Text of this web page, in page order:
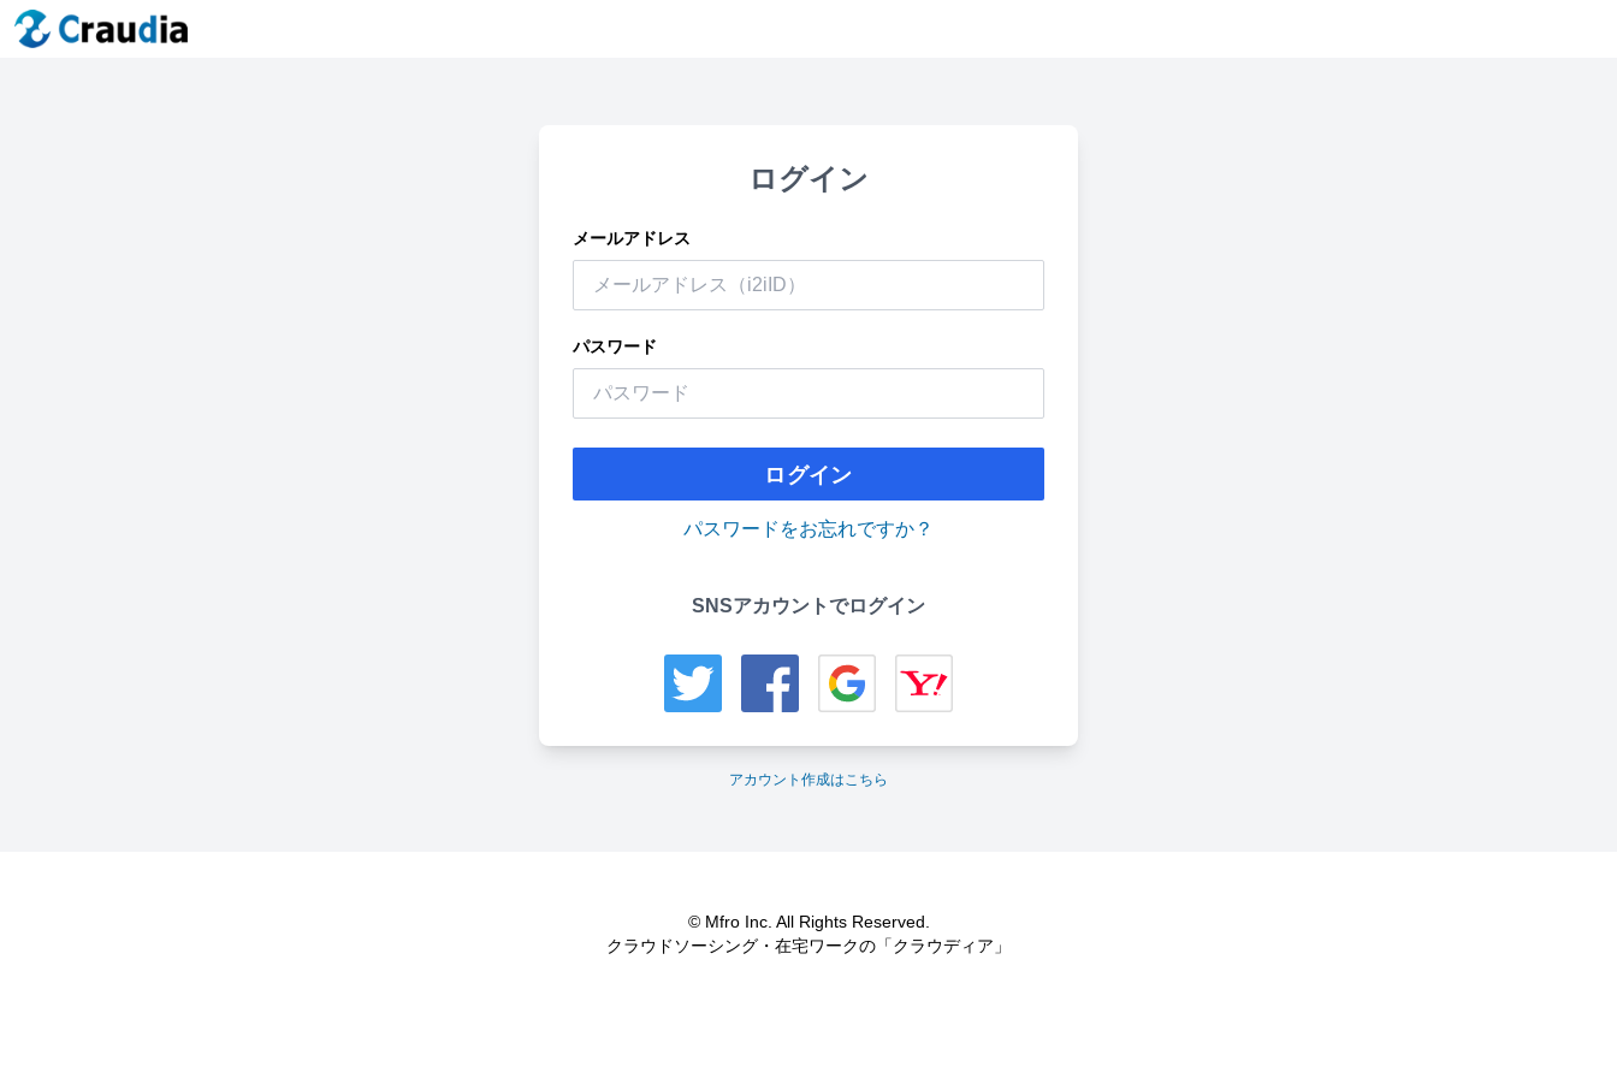
ログイン
メールアドレス
パスワード
ログイン
パスワードをお忘れですか？
SNSアカウントでログイン
アカウント作成はこちら
© Mfro Inc. All Rights Reserved.
クラウドソーシング・在宅ワークの「クラウディア」